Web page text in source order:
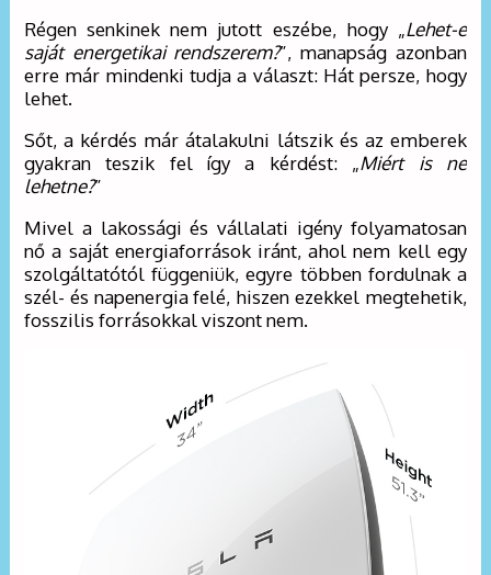
Régen senkinek nem jutott eszébe, hogy „Lehet-e
saját energetikai rendszerem?”, manapság azonban
erre már mindenki tudja a választ: Hát persze, hogy
lehet.
Sőt, a kérdés már átalakulni látszik és az emberek
gyakran teszik fel így a kérdést: „Miért is ne
lehetne?”
Mivel a lakossági és vállalati igény folyamatosan
nő a saját energiaforrások iránt, ahol nem kell egy
szolgáltatótól függeniük, egyre többen fordulnak a
szél- és napenergia felé, hiszen ezekkel megtehetik,
fosszilis forrásokkal viszont nem.